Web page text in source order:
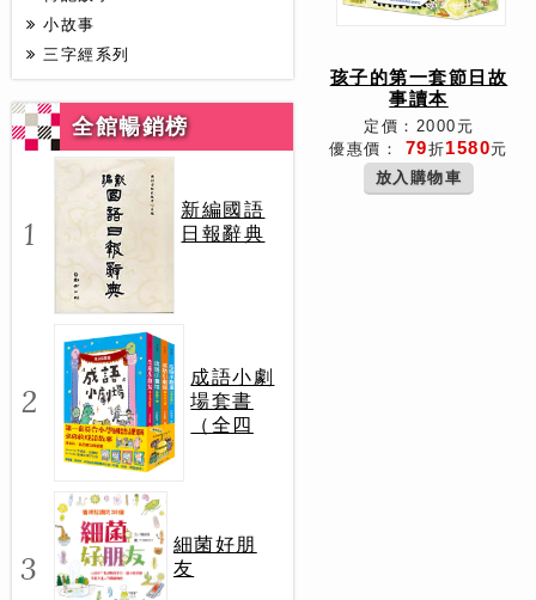
小故事
三字經系列
全館暢銷榜
1
新編國語
日報辭典
2
成語小劇
場套書
（全四
3
細菌好朋
友
孩子的第一套節日故
事讀本
定價：2000元
優惠價： 79折1580元
放入購物車